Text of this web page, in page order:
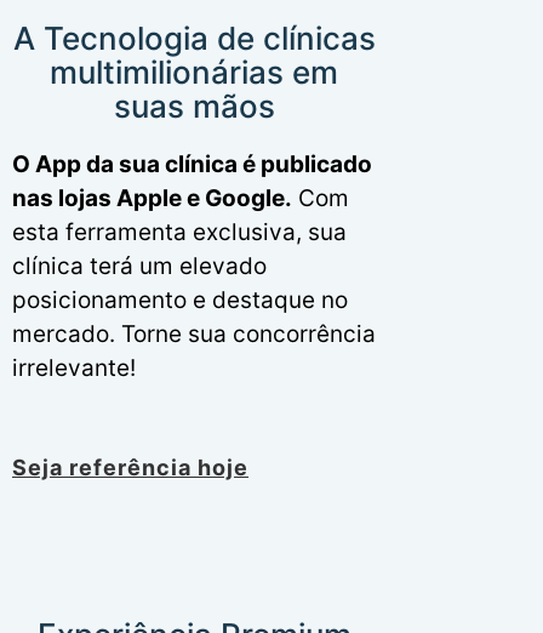
A Tecnologia de clínicas
multimilionárias em
suas mãos
O App da sua clínica é publicado
nas lojas Apple e Google. Com
esta ferramenta exclusiva, sua
clínica terá um elevado
posicionamento e destaque no
mercado. Torne sua concorrência
irrelevante!
Seja referência hoje